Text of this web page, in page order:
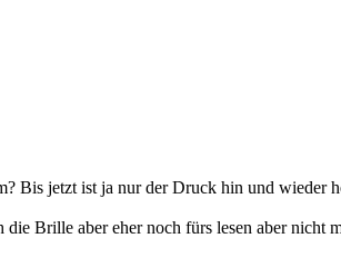
Bis jetzt ist ja nur der Druck hin und wieder
Brille aber eher noch fürs lesen aber nicht